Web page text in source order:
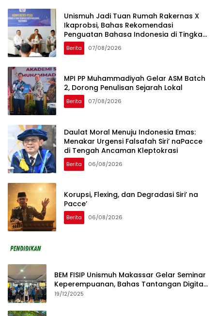
Unismuh Jadi Tuan Rumah Rakernas X
Ikaprobsi, Bahas Rekomendasi
Penguatan Bahasa Indonesia di Tingkat
Global
Berita 07/08/2026
MPI PP Muhammadiyah Gelar ASM Batch
2, Dorong Penulisan Sejarah Lokal
Berita 07/08/2026
Daulat Moral Menuju Indonesia Emas:
Menakar Urgensi Falsafah Siri’ naPacce
di Tengah Ancaman Kleptokrasi
Berita 06/08/2026
Korupsi, Flexing, dan Degradasi Siri’ na
Pacce’
Berita 06/08/2026
BEM FISIP Unismuh Makassar Gelar Seminar
Keperempuanan, Bahas Tantangan Digital
dan Budaya Lokal
19/12/2025